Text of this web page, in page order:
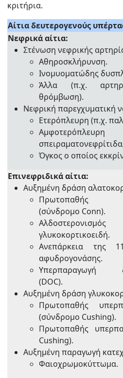
κριτήρια.
Αίτια δευτερογενούς
Νεφρικά αίτια:
Στένωση νεφρικής
Αθηροσκλήρυνση.
Ινομυοματώδης
Άλλα (π.χ.
θρόμβωση).
Νεφρική παρεγχυματική
Ετερόπλευρη (π.χ.
Όγκος ο οποίος
Επινεφριδικά αίτια:
Αυξημένη δράση
Πρωτοπαθής
(σύνδρομο Conn).
γλυκοκορτικοειδή.
Ανεπάρκεια της
αφυδρογονάσης.
Υπερπαραγωγή
(DOC).
Αυξημένη δράση
Πρωτοπαθής
(σύνδρομο Cushing).
Πρωτοπαθής
Cushing).
Αυξημένη παραγωγή
Φαιοχρωμοκύττωμα.